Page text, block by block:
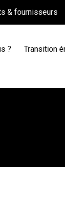
& fournisseurs
? Transition